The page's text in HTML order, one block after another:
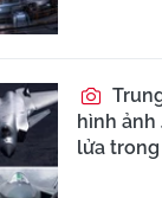
hình ảnh
lửa